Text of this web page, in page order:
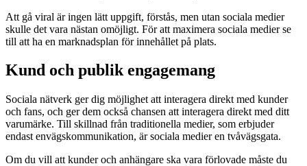
Att gå viral är ingen lätt uppgift, förstås, men utan sociala medier
skulle det vara nästan omöjligt. För att maximera sociala medier se
till att ha en marknadsplan för innehållet på plats.
Kund och publik engagemang
Sociala nätverk ger dig möjlighet att interagera direkt med kunder
och fans, och ger dem också chansen att interagera direkt med ditt
varumärke. Till skillnad från traditionella medier, som erbjuder
endast envägskommunikation, är sociala medier en tvåvägsgata.
Om du vill att kunder och anhängare ska vara förlovade måste du